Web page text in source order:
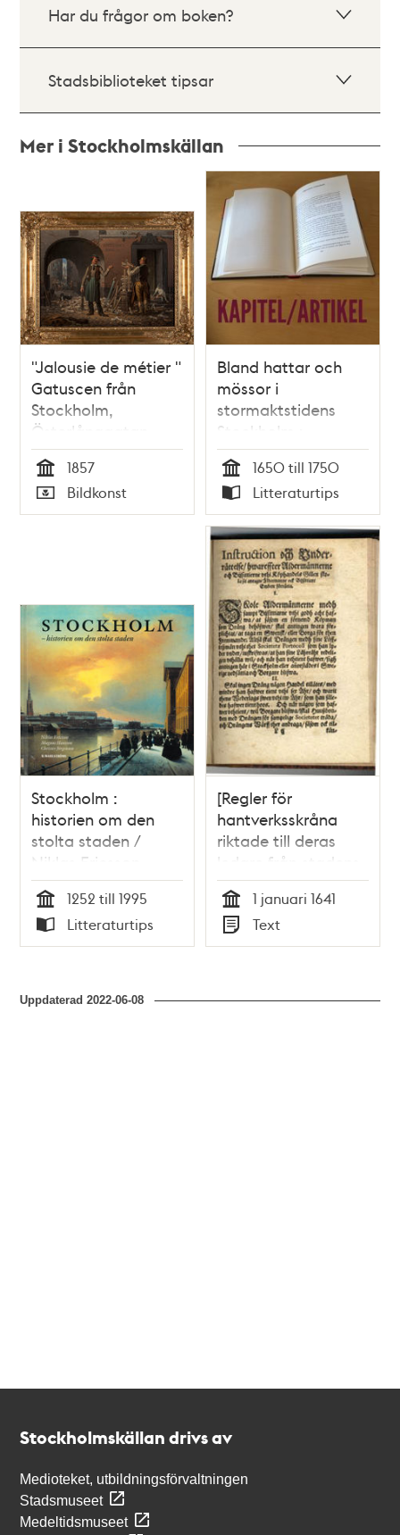
Har du frågor om boken?
Stadsbiblioteket tipsar
Mer i Stockholmskällan
och
teman
"Jalousie de métier "
Gatuscen från
Stockholm,
Österlånggatan
invid Stora
Hoparegränd.
Tid
1857
Typ
Bildkonst
Bland hattar och
mössor i
stormaktstidens
Stockholm :
kvinnokraft i ett
skråämbete / Curt
Hauffman
Tid
1650 till 1750
Typ
Litteraturtips
Stockholm :
historien om den
stolta staden /
Niklas Ericsson,
Magnus Hansson,
Christer Jörgensen
Tid
1252 till 1995
Typ
Litteraturtips
[Regler för
hantverksskråna
riktade till deras
ledare från stadens
styrelse] Instruction
och underrättelse,
hwarefter
Åldermännerne och
Tid
1 januari 1641
Typ
Text
Uppdaterad2022-06-08
Stockholmskällan drivs av
Medioteket, utbildningsförvaltningen
Stadsmuseet
Medeltidsmuseet